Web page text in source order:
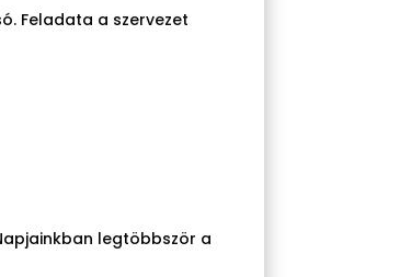
Feladata a szervezet
legtöbbször a